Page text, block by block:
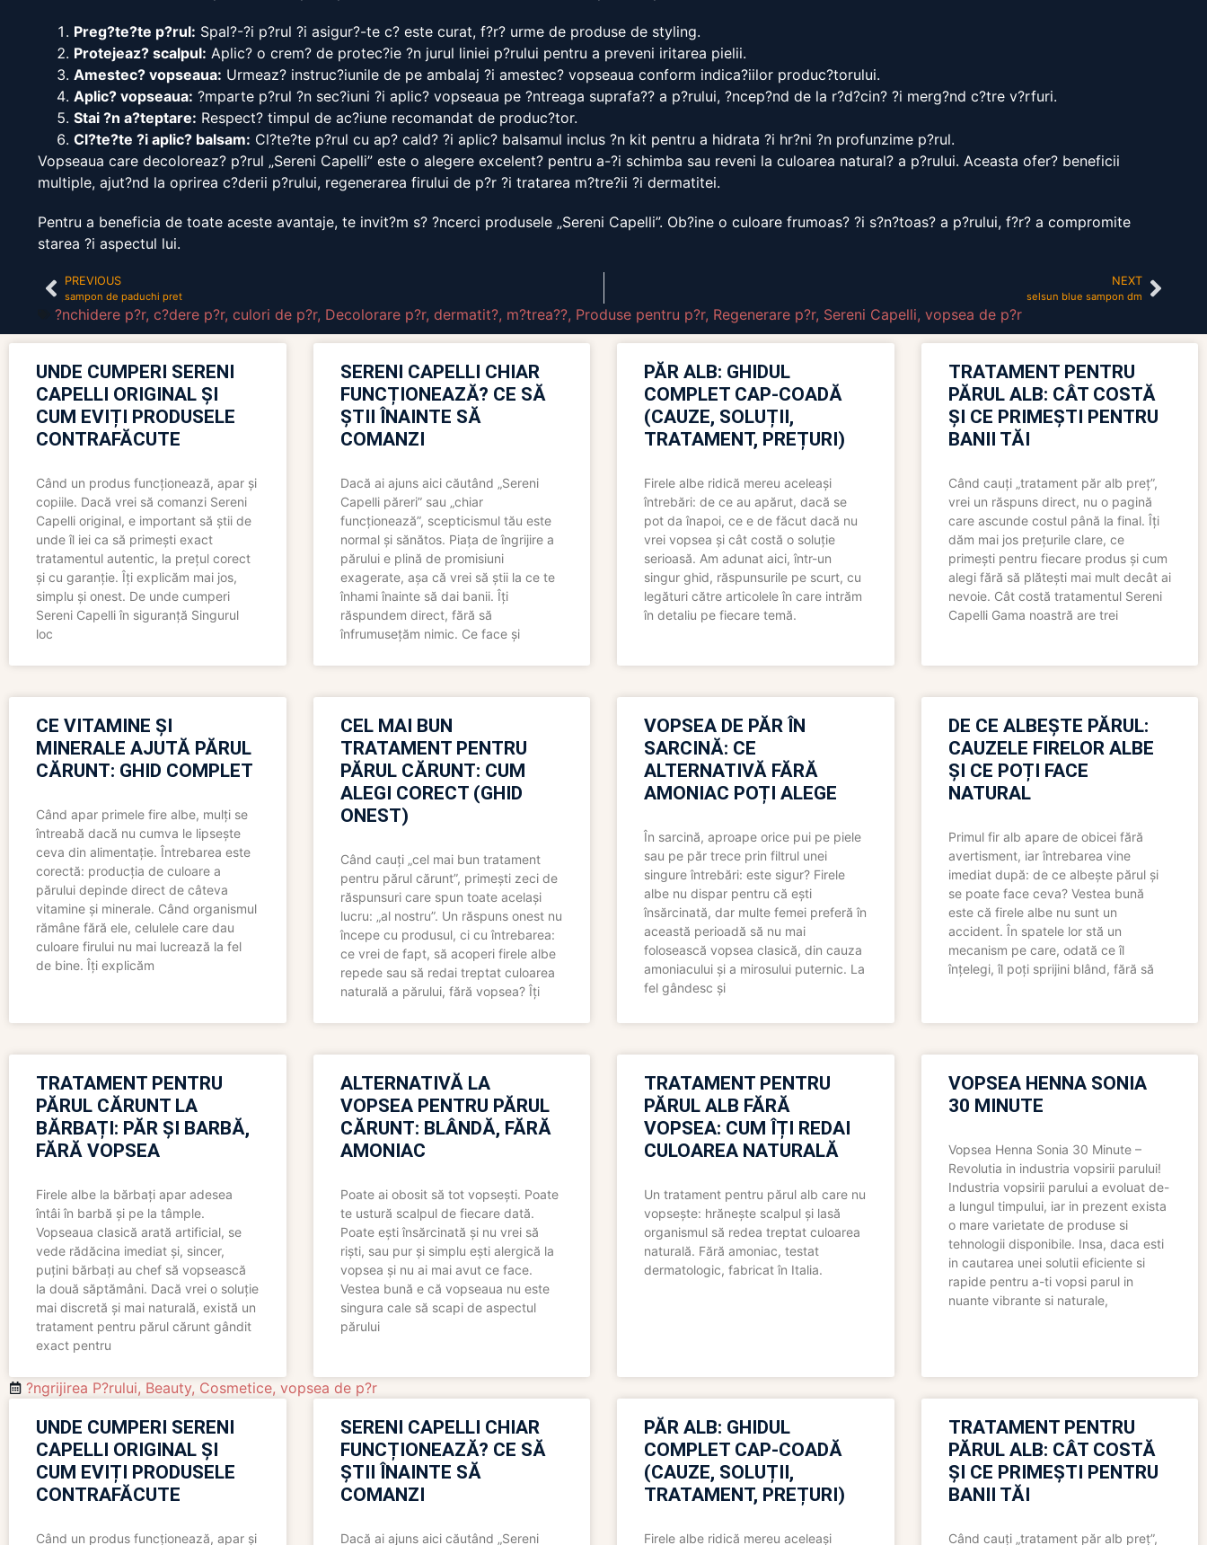
Preg?te?te p?rul: Spal?-?i p?rul ?i asigur?-te c? este curat, f?r? urme de produse de styling.
Protejeaz? scalpul: Aplic? o crem? de protec?ie ?n jurul liniei p?rului pentru a preveni iritarea pielii.
Amestec? vopseaua: Urmeaz? instruc?iunile de pe ambalaj ?i amestec? vopseaua conform indica?iilor produc?torului.
Aplic? vopseaua: ?mparte p?rul ?n sec?iuni ?i aplic? vopseaua pe ?ntreaga suprafa?? a p?rului, ?ncep?nd de la r?d?cin? ?i merg?nd c?tre v?rfuri.
Stai ?n a?teptare: Respect? timpul de ac?iune recomandat de produc?tor.
Cl?te?te ?i aplic? balsam: Cl?te?te p?rul cu ap? cald? ?i aplic? balsamul inclus ?n kit pentru a hidrata ?i hr?ni ?n profunzime p?rul.
Vopseaua care decoloreaz? p?rul „Sereni Capelli” este o alegere excelent? pentru a-?i schimba sau reveni la culoarea natural? a p?rului. Aceasta ofer? beneficii
multiple, ajut?nd la oprirea c?derii p?rului, regenerarea firului de p?r ?i tratarea m?tre?ii ?i dermatitei.
Pentru a beneficia de toate aceste avantaje, te invit?m s? ?ncerci produsele „Sereni Capelli”. Ob?ine o culoare frumoas? ?i s?n?toas? a p?rului, f?r? a compromite
starea ?i aspectul lui.
PREVIOUS
sampon de paduchi pret
NEXT
selsun blue sampon dm
?nchidere p?r, c?dere p?r, culori de p?r, Decolorare p?r, dermatit?, m?trea??, Produse pentru p?r, Regenerare p?r, Sereni Capelli, vopsea de p?r
UNDE CUMPERI SERENI
CAPELLI ORIGINAL ȘI
CUM EVIȚI PRODUSELE
CONTRAFĂCUTE
Când un produs funcționează, apar și
copiile. Dacă vrei să comanzi Sereni
Capelli original, e important să știi de
unde îl iei ca să primești exact
tratamentul autentic, la prețul corect
și cu garanție. Îți explicăm mai jos,
simplu și onest. De unde cumperi
Sereni Capelli în siguranță Singurul
loc
SERENI CAPELLI CHIAR
FUNCȚIONEAZĂ? CE SĂ
ȘTII ÎNAINTE SĂ
COMANZI
Dacă ai ajuns aici căutând „Sereni
Capelli păreri” sau „chiar
funcționează”, scepticismul tău este
normal și sănătos. Piața de îngrijire a
părului e plină de promisiuni
exagerate, așa că vrei să știi la ce te
înhami înainte să dai banii. Îți
răspundem direct, fără să
înfrumusețăm nimic. Ce face și
PĂR ALB: GHIDUL
COMPLET CAP-COADĂ
(CAUZE, SOLUȚII,
TRATAMENT, PREȚURI)
Firele albe ridică mereu aceleași
întrebări: de ce au apărut, dacă se
pot da înapoi, ce e de făcut dacă nu
vrei vopsea și cât costă o soluție
serioasă. Am adunat aici, într-un
singur ghid, răspunsurile pe scurt, cu
legături către articolele în care intrăm
în detaliu pe fiecare temă.
TRATAMENT PENTRU
PĂRUL ALB: CÂT COSTĂ
ȘI CE PRIMEȘTI PENTRU
BANII TĂI
Când cauți „tratament păr alb preț”,
vrei un răspuns direct, nu o pagină
care ascunde costul până la final. Îți
dăm mai jos prețurile clare, ce
primești pentru fiecare produs și cum
alegi fără să plătești mai mult decât ai
nevoie. Cât costă tratamentul Sereni
Capelli Gama noastră are trei
CE VITAMINE ȘI
MINERALE AJUTĂ PĂRUL
CĂRUNT: GHID COMPLET
Când apar primele fire albe, mulți se
întreabă dacă nu cumva le lipsește
ceva din alimentație. Întrebarea este
corectă: producția de culoare a
părului depinde direct de câteva
vitamine și minerale. Când organismul
rămâne fără ele, celulele care dau
culoare firului nu mai lucrează la fel
de bine. Îți explicăm
CEL MAI BUN
TRATAMENT PENTRU
PĂRUL CĂRUNT: CUM
ALEGI CORECT (GHID
ONEST)
Când cauți „cel mai bun tratament
pentru părul cărunt”, primești zeci de
răspunsuri care spun toate același
lucru: „al nostru”. Un răspuns onest nu
începe cu produsul, ci cu întrebarea:
ce vrei de fapt, să acoperi firele albe
repede sau să redai treptat culoarea
naturală a părului, fără vopsea? Îți
VOPSEA DE PĂR ÎN
SARCINĂ: CE
ALTERNATIVĂ FĂRĂ
AMONIAC POȚI ALEGE
În sarcină, aproape orice pui pe piele
sau pe păr trece prin filtrul unei
singure întrebări: este sigur? Firele
albe nu dispar pentru că ești
însărcinată, dar multe femei preferă în
această perioadă să nu mai
folosească vopsea clasică, din cauza
amoniacului și a mirosului puternic. La
fel gândesc și
DE CE ALBEȘTE PĂRUL:
CAUZELE FIRELOR ALBE
ȘI CE POȚI FACE
NATURAL
Primul fir alb apare de obicei fără
avertisment, iar întrebarea vine
imediat după: de ce albește părul și
se poate face ceva? Vestea bună
este că firele albe nu sunt un
accident. În spatele lor stă un
mecanism pe care, odată ce îl
înțelegi, îl poți sprijini blând, fără să
TRATAMENT PENTRU
PĂRUL CĂRUNT LA
BĂRBAȚI: PĂR ȘI BARBĂ,
FĂRĂ VOPSEA
Firele albe la bărbați apar adesea
întâi în barbă și pe la tâmple.
Vopseaua clasică arată artificial, se
vede rădăcina imediat și, sincer,
puțini bărbați au chef să vopsească
la două săptămâni. Dacă vrei o soluție
mai discretă și mai naturală, există un
tratament pentru părul cărunt gândit
exact pentru
ALTERNATIVĂ LA
VOPSEA PENTRU PĂRUL
CĂRUNT: BLÂNDĂ, FĂRĂ
AMONIAC
Poate ai obosit să tot vopsești. Poate
te ustură scalpul de fiecare dată.
Poate ești însărcinată și nu vrei să
riști, sau pur și simplu ești alergică la
vopsea și nu ai mai avut ce face.
Vestea bună e că vopseaua nu este
singura cale să scapi de aspectul
părului
TRATAMENT PENTRU
PĂRUL ALB FĂRĂ
VOPSEA: CUM ÎȚI REDAI
CULOAREA NATURALĂ
Un tratament pentru părul alb care nu
vopsește: hrănește scalpul și lasă
organismul să redea treptat culoarea
naturală. Fără amoniac, testat
dermatologic, fabricat în Italia.
VOPSEA HENNA SONIA
30 MINUTE
Vopsea Henna Sonia 30 Minute –
Revolutia in industria vopsirii parului!
Industria vopsirii parului a evoluat de-
a lungul timpului, iar in prezent exista
o mare varietate de produse si
tehnologii disponibile. Insa, daca esti
in cautarea unei solutii eficiente si
rapide pentru a-ti vopsi parul in
nuante vibrante si naturale,
?ngrijirea P?rului, Beauty, Cosmetice, vopsea de p?r
UNDE CUMPERI SERENI
CAPELLI ORIGINAL ȘI
CUM EVIȚI PRODUSELE
CONTRAFĂCUTE
Când un produs funcționează, apar și
SERENI CAPELLI CHIAR
FUNCȚIONEAZĂ? CE SĂ
ȘTII ÎNAINTE SĂ
COMANZI
Dacă ai ajuns aici căutând „Sereni
PĂR ALB: GHIDUL
COMPLET CAP-COADĂ
(CAUZE, SOLUȚII,
TRATAMENT, PREȚURI)
Firele albe ridică mereu aceleași
TRATAMENT PENTRU
PĂRUL ALB: CÂT COSTĂ
ȘI CE PRIMEȘTI PENTRU
BANII TĂI
Când cauți „tratament păr alb preț”,